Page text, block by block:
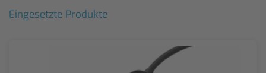
Eingesetzte Produkte